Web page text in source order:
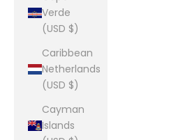
Verde
(USD $)
Caribbean
Netherlands
(USD $)
Cayman
Islands